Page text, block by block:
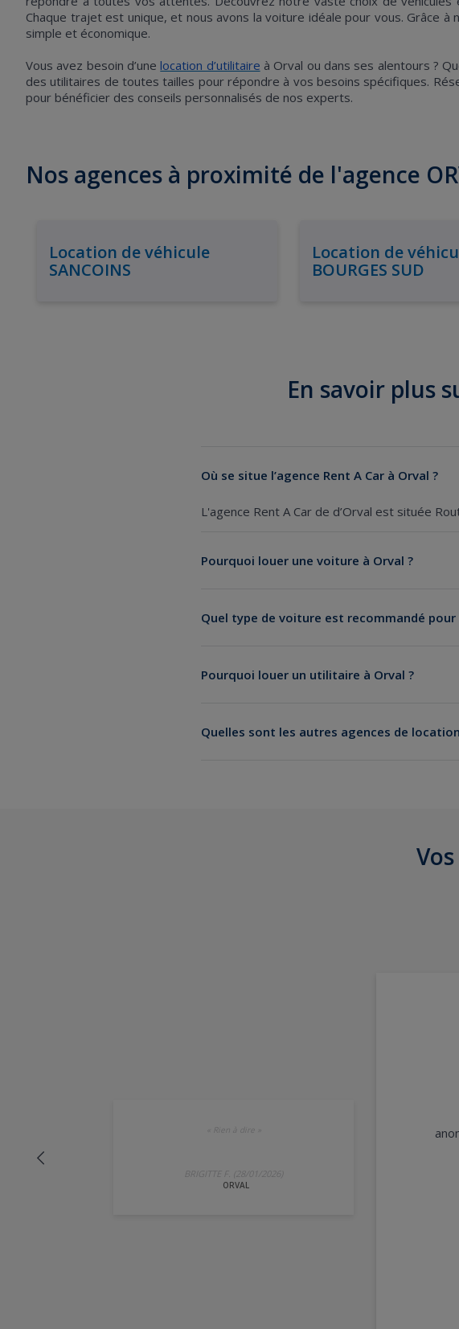
Chaque trajet est unique, et nous avons la voiture idéale pour vous. Grâce
simple et économique.
Vous avez besoin d’unelocation d’utilitaire à Orval ou dans ses alentours ?
des utilitaires de toutes tailles pour répondre à vos besoins spécifiques.
pour bénéficier des conseils personnalisés de nos experts.
Nos agences à proximité de l'agence
Location de véhicule
SANCOINS
Location de
BOURGES SUD
En savoir plus
Où se situe l’agence Rent A Car à Orval ?
L'agence Rent A Car de d’Orval est située
Pourquoi louer une voiture à Orval ?
Quel type de voiture est recommandé pour
Pourquoi louer un utilitaire à Orval ?
Quelles sont les autres agences de
Rien à dire»
BRIGITTE F. (28/01/2026)
ORVAL